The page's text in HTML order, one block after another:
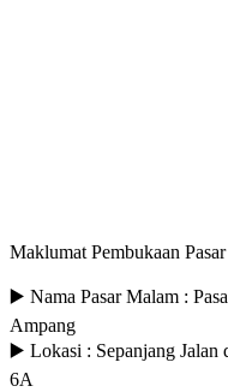
Maklumat Pembukaan
▶️ Nama Pasar Malam :
Ampang
▶️ Lokasi : Sepanjang Jalan
6A